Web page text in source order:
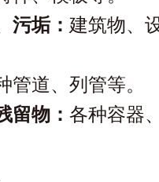
污垢： 建筑物、
管道、列管等。
留物： 各种容器